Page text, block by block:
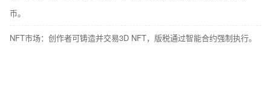
币。
NFT市场：创作者可铸造并交易3D NFT，版税通过智能合约强制执行。